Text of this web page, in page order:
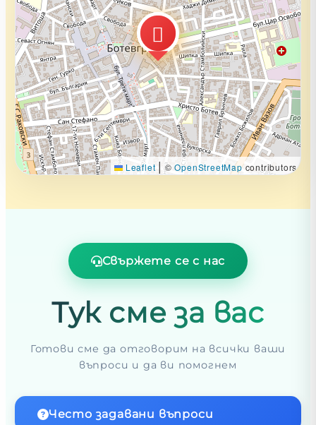
Leaflet | ©OpenStreetMapcontributors
Свържете се с нас
Тук сме за вас
Готови сме да отговорим на всички ваши
въпроси и да ви помогнем
Често задавани въпроси